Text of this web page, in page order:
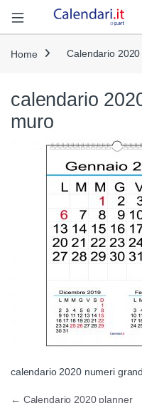
Open
Home Calendario
calendario
muro
calendario 2020 numeri
← Calendario 2020 planner